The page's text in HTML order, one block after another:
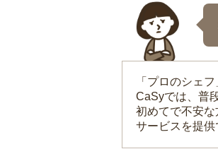
「プロのシェ
CaSyでは、普
初めてで不安
サービスを提供